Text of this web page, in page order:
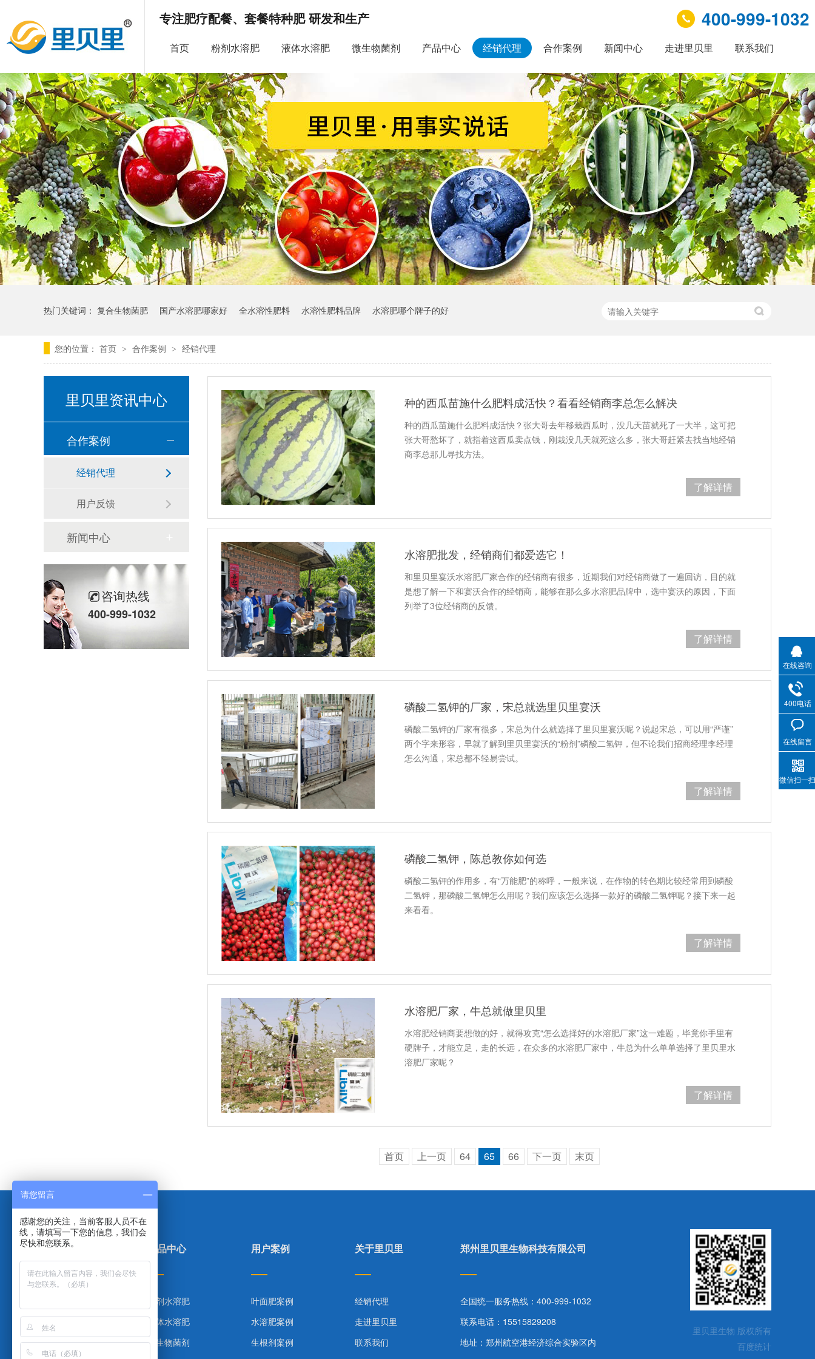
专注肥疗配餐、套餐特种肥 研发和生产 400-999-1032
首页 粉剂水溶肥 液体水溶肥 微生物菌剂 产品中心 经销代理 合作案例 新闻中心 走进里贝里 联系我们
热门关键词： 复合生物菌肥 国产水溶肥哪家好 全水溶性肥料 水溶性肥料品牌 水溶肥哪个牌子的好
您的位置： 首页 > 合作案例 > 经销代理
种的西瓜苗施什么肥料成活快？看看经销商李总怎么解决
种的西瓜苗施什么肥料成活快？张大哥去年移栽西瓜时，没几天苗就死了一大半，这可把
张大哥愁坏了，就指着这西瓜卖点钱，刚栽没几天就死这么多，张大哥赶紧去找当地经销
商李总那儿寻找方法。
了解详情
水溶肥批发，经销商们都爱选它！
和里贝里宴沃水溶肥厂家合作的经销商有很多，近期我们对经销商做了一遍回访，目的就
是想了解一下和宴沃合作的经销商，能够在那么多水溶肥品牌中，选中宴沃的原因，下面
列举了3位经销商的反馈。
了解详情
磷酸二氢钾的厂家，宋总就选里贝里宴沃
磷酸二氢钾的厂家有很多，宋总为什么就选择了里贝里宴沃呢？说起宋总，可以用“严谨”
两个字来形容，早就了解到里贝里宴沃的“粉剂”磷酸二氢钾，但不论我们招商经理李经理
怎么沟通，宋总都不轻易尝试。
了解详情
磷酸二氢钾，陈总教你如何选
磷酸二氢钾的作用多，有“万能肥”的称呼，一般来说，在作物的转色期比较经常用到磷酸
二氢钾，那磷酸二氢钾怎么用呢？我们应该怎么选择一款好的磷酸二氢钾呢？接下来一起
来看看。
了解详情
水溶肥厂家，牛总就做里贝里
水溶肥经销商要想做的好，就得攻克“怎么选择好的水溶肥厂家”这一难题，毕竟你手里有
硬牌子，才能立足，走的长远，在众多的水溶肥厂家中，牛总为什么单单选择了里贝里水
溶肥厂家呢？
了解详情
首页 上一页 64 65 66 下一页 末页
里贝里资讯中心
合作案例
经销代理
用户反馈
新闻中心
咨询热线
400-999-1032
里贝里首页
合作案例
技术指导
产品中心
粉剂水溶肥
液体水溶肥
微生物菌剂
用户案例
叶面肥案例
水溶肥案例
生根剂案例
关于里贝里
经销代理
走进里贝里
联系我们
郑州里贝里生物科技有限公司
全国统一服务热线：400-999-1032
联系电话：15515829208
地址：郑州航空港经济综合实验区内
里贝里生物 版权所有
百度统计
在线咨询
400电话
在线留言
微信扫一扫
请您留言
感谢您的关注，当前客服人员不在
线，请填写一下您的信息，我们会
尽快和您联系。